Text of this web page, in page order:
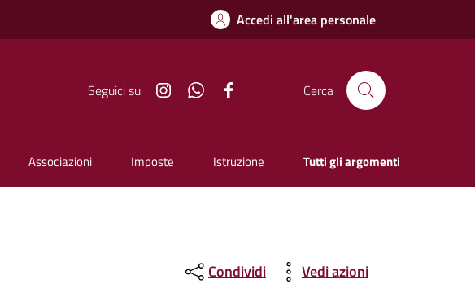
Accedi all'area personale
Seguici su InstagramWhatsapp Cerca
Associazioni Imposte Istruzione Tutti gli argomenti
Condividi Vedi azioni